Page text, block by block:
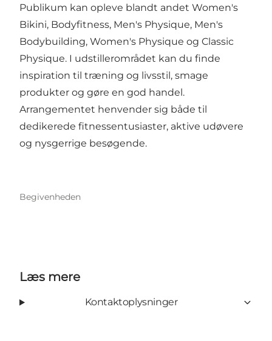
Publikum kan opleve blandt andet Women's
Bikini, Bodyfitness, Men's Physique, Men's
Bodybuilding, Women's Physique og Classic
Physique. I udstillerområdet kan du finde
inspiration til træning og livsstil, smage
produkter og gøre en god handel.
Arrangementet henvender sig både til
dedikerede fitnessentusiaster, aktive udøvere
og nysgerrige besøgende.
Begivenheden
Læs mere
Kontaktoplysninger